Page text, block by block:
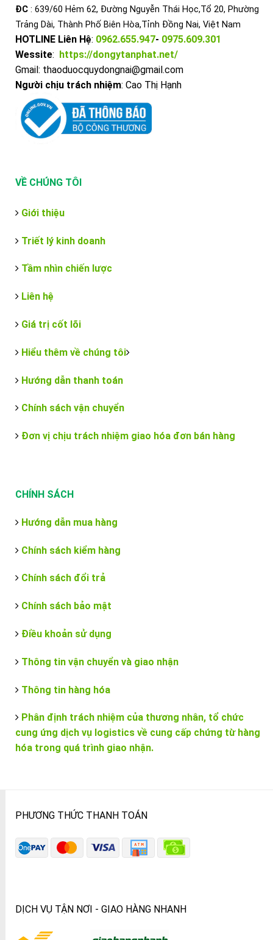
ĐC : 639/60 Hẻm 62, Đường Nguyễn Thái Học,Tổ 20, Phường
Trảng Dài, Thành Phố Biên Hòa,Tỉnh Đồng Nai, Việt Nam
HOTLINE Liên Hệ: 0962.655.947- 0975.609.301
Wessite: https://dongytanphat.net/
Gmail: thaoduocquydongnai@gmail.com
Người chịu trách nhiệm: Cao Thị Hạnh
VỀ CHÚNG TÔI
Giới thiệu
Triết lý kinh doanh
Tầm nhìn chiến lược
Liên hệ
Giá trị cốt lõi
Hiểu thêm về chúng tôi
Hướng dẫn thanh toán
Chính sách vận chuyển
Đơn vị chịu trách nhiệm giao hóa đơn bán hàng
CHÍNH SÁCH
Hướng dẫn mua hàng
Chính sách kiểm hàng
Chính sách đổi trả
Chính sách bảo mật
Điều khoản sử dụng
Thông tin vận chuyển và giao nhận
Thông tin hàng hóa
Phân định trách nhiệm của thương nhân, tổ chức
cung ứng dịch vụ logistics về cung cấp chứng từ hàng
hóa trong quá trình giao nhận.
PHƯƠNG THỨC THANH TOÁN
DỊCH VỤ TẬN NƠI - GIAO HÀNG NHANH